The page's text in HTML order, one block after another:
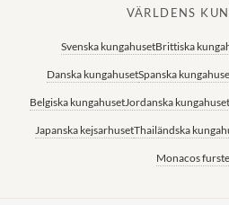
VÄRLDENS
Svenska kungahusetBrittiska
Danska kungahusetSpanska
Belgiska kungahusetJordanska kungahuset
Japanska kejsarhusetThailändska
Monacos